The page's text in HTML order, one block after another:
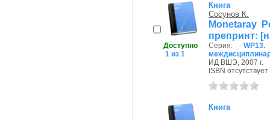
Доступно
1 из 1
Книга
Сосунов К.
Monetaray
препринт:
Серия:
ИД ВШЭ, 2007 г.
ISBN отсутствует
Книга